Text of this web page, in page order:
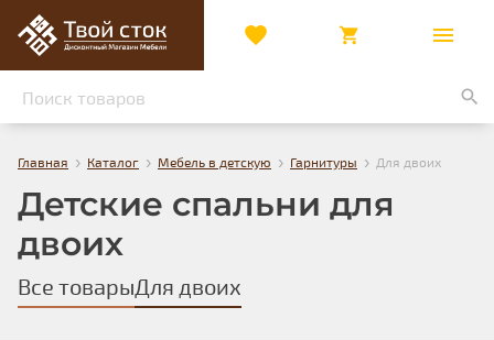
Главная › Каталог › Мебель в детскую › Гарнитуры › Для двоих
Детские спальни для
двоих
Все товарыДля двоих